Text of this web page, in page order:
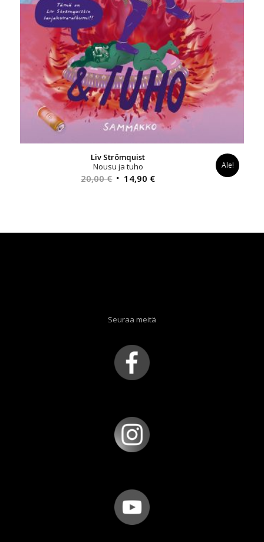
Liv Strömquist
Nousu ja tuho
20,00€ Alkuperäinen
14,90 €Nykyinen
Ale!
Seuraa meitä